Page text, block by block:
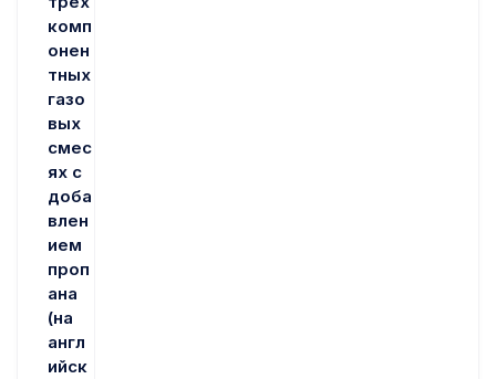
комп
онен
тных
газо
вых
смес
ях с
доба
влен
ием
проп
ана
(на
англ
ийск